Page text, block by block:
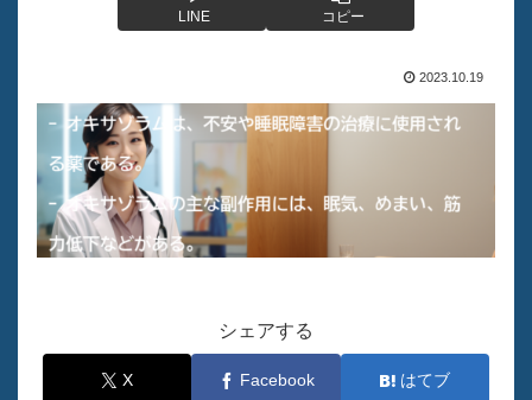
LINE コピー
2023.10.19
シェアする
X Facebook はてブ